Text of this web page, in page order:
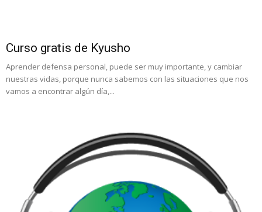
Curso gratis de Kyusho
Aprender defensa personal, puede ser muy importante, y cambiar
nuestras vidas, porque nunca sabemos con las situaciones que nos
vamos a encontrar algún día,...